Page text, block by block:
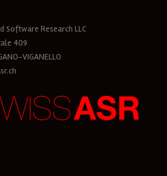
Software Research LLC
409
VIGANELLO